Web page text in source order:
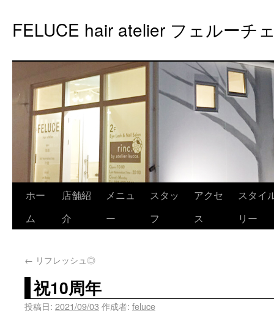
FELUCE hair atelier フェルーチ
ホー
ム
店舗紹
介
メニュ
ー
スタッ
フ
アクセ
ス
スタイ
リー
← リフレッシュ◎
祝10周年
投稿日: 2021/09/03 作成者: feluce